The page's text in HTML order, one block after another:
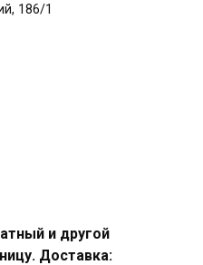
186/1
и другой
Доставка: